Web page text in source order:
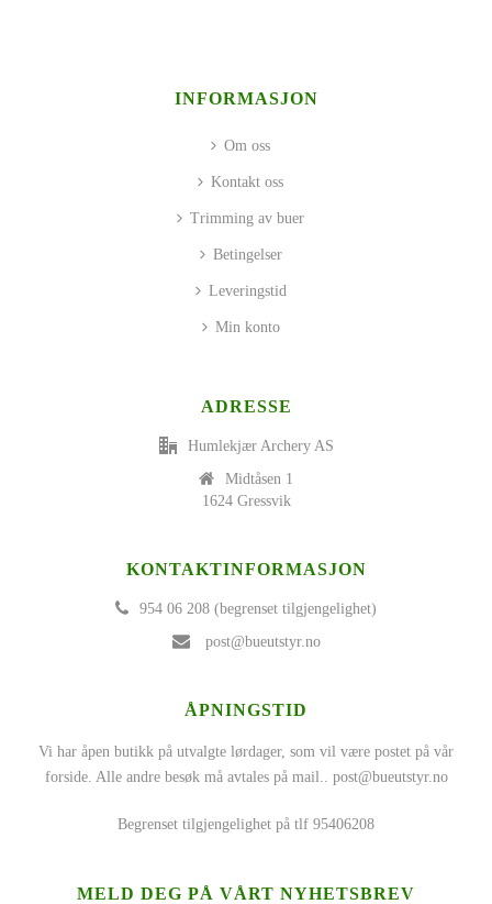
INFORMASJON
Om oss
Kontakt oss
Trimming av buer
Betingelser
Leveringstid
Min konto
ADRESSE
Humlekjær Archery AS
Midtåsen 1
1624 Gressvik
KONTAKTINFORMASJON
954 06 208 (begrenset tilgjengelighet)
post@bueutstyr.no
ÅPNINGSTID
Vi har åpen butikk på utvalgte lørdager, som vil være postet på vår
forside. Alle andre besøk må avtales på mail.. post@bueutstyr.no
Begrenset tilgjengelighet på tlf 95406208
MELD DEG PÅ VÅRT NYHETSBREV